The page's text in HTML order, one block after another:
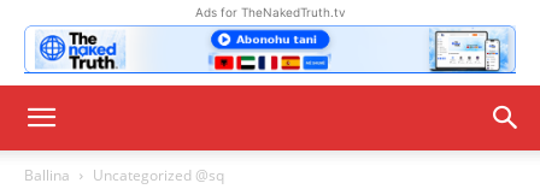
Ads for TheNakedTruth.tv
Ballina Uncategorized @sq